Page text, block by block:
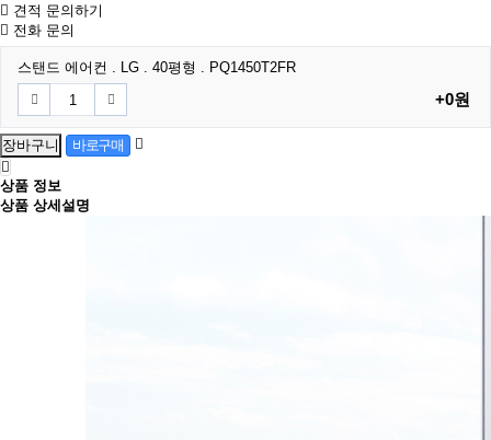
견적 문의하기
전화 문의
스탠드 에어컨 . LG . 40평형 . PQ1450T2FR
+0원
상품 정보
상품 상세설명